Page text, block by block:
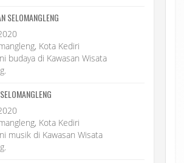
SELOMANGLENG
Kota Kediri
budaya di Kawasan Wisata
Kota Kediri
musik di Kawasan Wisata